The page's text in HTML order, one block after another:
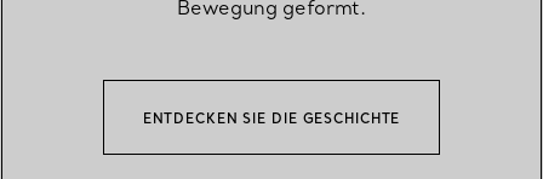
Bewegung geformt.
ENTDECKEN SIE DIE GESCHICHTE